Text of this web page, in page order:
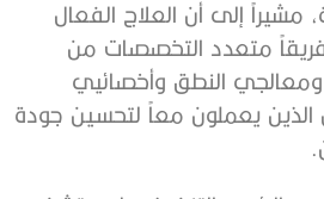
مشيراً إلى أن العلاج الفعال
فريقاً متعدد التخصصات من
ومعالجي النطق وأخصائيي
الذين يعملون معاً لتحسين جودة